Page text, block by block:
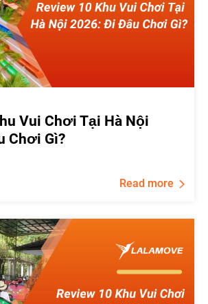
Vui Chơi Tại Hà Nội
Chơi Gì?
Read more